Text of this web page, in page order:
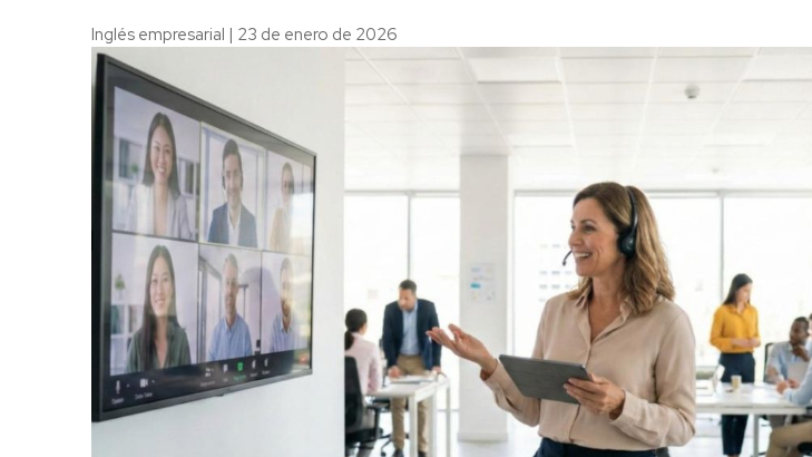
Inglés empresarial | 23 de enero de 2026